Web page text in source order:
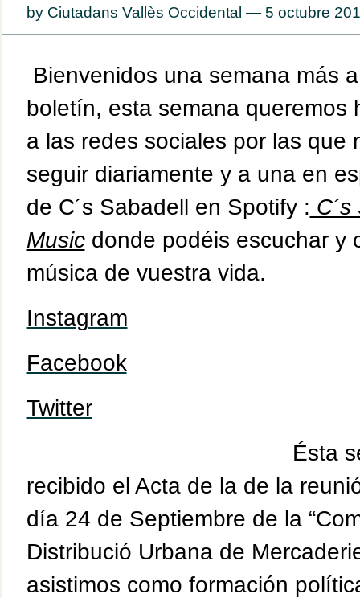
by Ciutadans Vallès Occidental — 5 octubre
Bienvenidos una semana más
boletín, esta semana queremos
a las redes sociales por las que
seguir diariamente y a una en
de C´s Sabadell en Spotify :
Musicdonde podéis escuchar y
música de vuestra vida.
Instagram
Facebook
Twitter
Ésta
recibido el Acta de la de la
día 24 de Septiembre de la
Distribució Urbana de
asistimos como formación